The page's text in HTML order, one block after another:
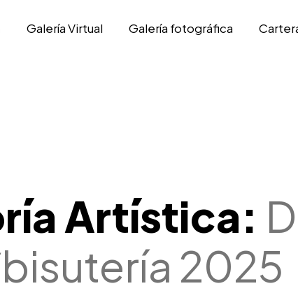
Galería Virtual Galería fotográfica
Artística:
2025